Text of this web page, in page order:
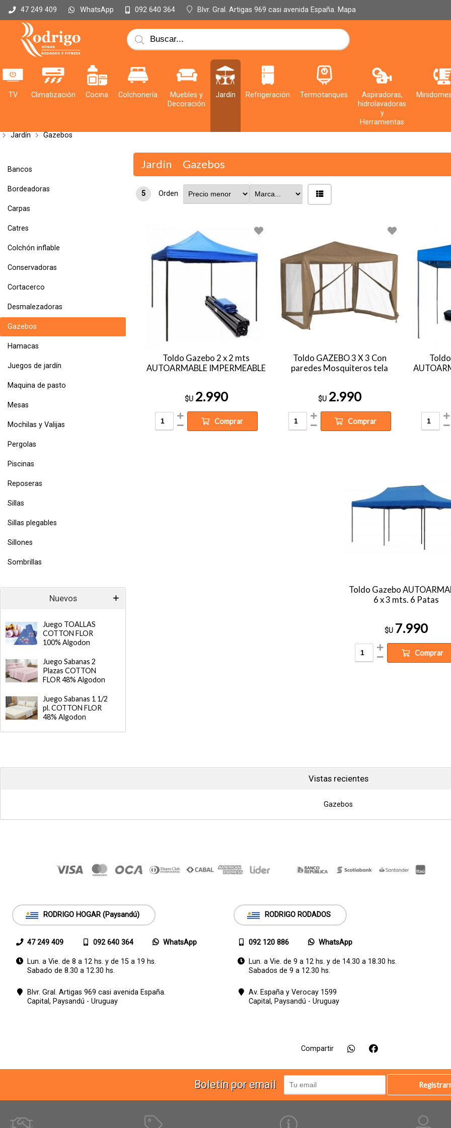
47 249 409 WhatsApp 092 640 364 Blvr. Gral. Artigas 969 casi avenida España. Mapa
TV Climatización Cocina Colchonería
Muebles y
Decoración
Jardín Refrigeración Termotanques
Aspiradoras,
hidrolavadoras
y
Herramientas
Jardín Gazebos
Bancos
Bordeadoras
Carpas
Catres
Colchón inflable
Conservadoras
Cortacerco
Desmalezadoras
Gazebos
Hamacas
Juegos de jardín
Maquina de pasto
Mesas
Mochilas y Valijas
Pergolas
Piscinas
Reposeras
Sillas
Sillas plegables
Sillones
Sombrillas
Nuevos
Juego TOALLAS
COTTON FLOR
100% Algodon
Juego Sabanas 2
Plazas COTTON
FLOR 48% Algodon
Juego Sabanas 1 1/2
pl. COTTON FLOR
48% Algodon
Jardín Gazebos
5 Orden
Toldo Gazebo 2 x 2 mts
AUTOARMABLE IMPERMEABLE
$U 2.990
Comprar
Toldo GAZEBO 3 X 3 Con
paredes Mosquiteros tela
$U 2.990
Comprar
Toldo Gazebo
6 x 3 mts. 6 Patas
$U 7.990
Comprar
Vistas recientes
Gazebos
RODRIGO HOGAR (Paysandú)
47 249 409 092 640 364 WhatsApp
Lun. a Vie. de 8 a 12 hs. y de 15 a 19 hs.
Sabado de 8.30 a 12.30 hs.
Blvr. Gral. Artigas 969 casi avenida España.
Capital, Paysandú - Uruguay
RODRIGO RODADOS
092 120 886 WhatsApp
Lun. a Vie. de 9 a 12 hs. y de 14.30 a 18.30 hs.
Sabados de 9 a 12.30 hs.
Av. España y Verocay 1599
Capital, Paysandú - Uruguay
Compartir
Boletín por email